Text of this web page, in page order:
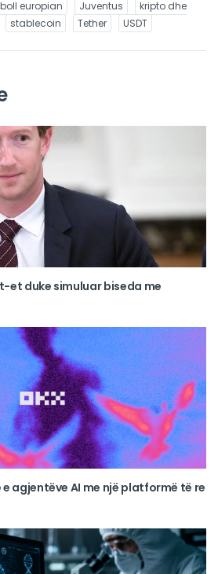
europian Juventus
kripto dhe
stablecoin Tether USDT
et duke simuluar biseda me
e agjentëve AI me një platformë të re